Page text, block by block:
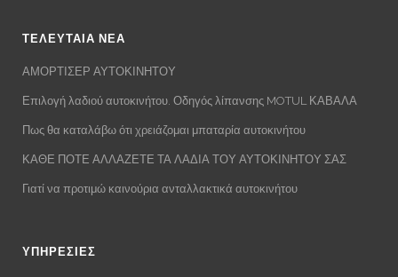
ΤΕΛΕΥΤΑΙΑ ΝΕΑ
ΑΜΟΡΤΙΣΕΡ ΑΥΤΟΚΙΝΗΤΟΥ
Επιλογή λαδιού αυτοκινήτου. Οδηγός λίπανσης MOTUL ΚΑΒΑΛΑ
Πως θα καταλάβω ότι χρειάζομαι μπαταρία αυτοκινήτου
ΚΑΘΕ ΠΟΤΕ ΑΛΛΑΖΕΤΕ ΤΑ ΛΑΔΙΑ ΤΟΥ ΑΥΤΟΚΙΝΗΤΟΥ ΣΑΣ
Γιατί να προτιμώ καινούρια ανταλλακτικά αυτοκινήτου
ΥΠΗΡΕΣΙΕΣ